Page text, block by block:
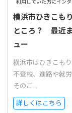
横浜市ひきこも
ところ？ 最近
ュー
横浜市はひきこも
不登校、進路や就
そのご...
詳しくはこちら